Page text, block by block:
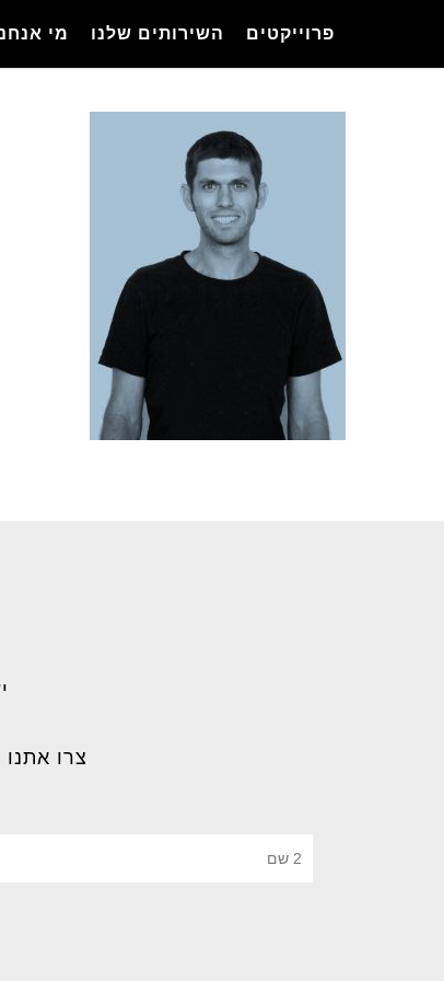
main
פרוייקטים השירותים שלנו מי
צרו